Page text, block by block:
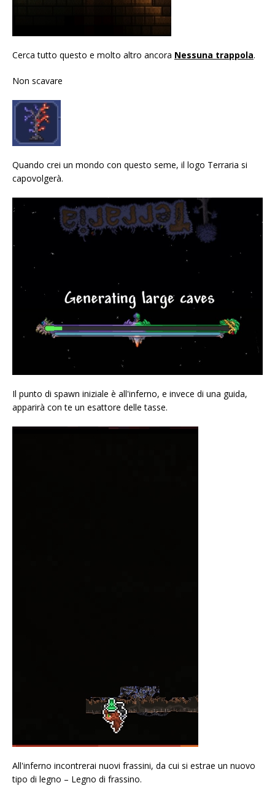
Cerca tutto questo e molto altro ancora Nessuna trappola.
Non scavare
Quando crei un mondo con questo seme, il logo Terraria si
capovolgerà.
Il punto di spawn iniziale è all'inferno, e invece di una guida,
apparirà con te un esattore delle tasse.
All'inferno incontrerai nuovi frassini, da cui si estrae un nuovo
tipo di legno – Legno di frassino.